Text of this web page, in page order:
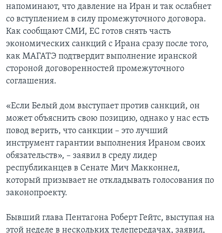
напоминают, что давление на Иран и так ослабнет
со вступлением в силу промежуточного договора.
Как сообщают СМИ, ЕС готов снять часть
экономических санкций с Ирана сразу после того,
как МАГАТЭ подтвердит выполнение иранской
стороной договоренностей промежуточного
соглашения.
«Если Белый дом выступает против санкций, он
может объяснить свою позицию, однако у нас есть
повод верить, что санкции – это лучший
инструмент гарантии выполнения Ираном своих
обязательств», – заявил в среду лидер
республиканцев в Сенате Мич Макконнел,
который призывает не откладывать голосования по
законопроекту.
Бывший глава Пентагона Роберт Гейтс, выступая на
этой неделе в нескольких телепередачах, заявил,